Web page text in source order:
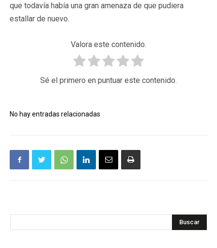
que todavía había una gran amenaza de que pudiera
estallar de nuevo.
Valora este contenido.
Sé el primero en puntuar este contenido.
No hay entradas relacionadas
Buscar